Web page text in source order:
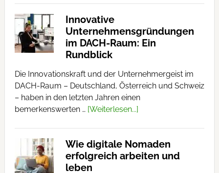
Innovative
Unternehmensgründungen
im DACH-Raum: Ein
Rundblick
Die Innovationskraft und der Unternehmergeist im
DACH-Raum – Deutschland, Österreich und Schweiz
– haben in den letzten Jahren einen
bemerkenswerten … [Weiterlesen...]
Wie digitale Nomaden
erfolgreich arbeiten und
leben